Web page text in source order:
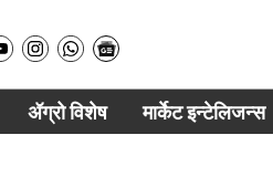
ॲग्रो विशेष मार्केट इन्टेलिजन्स